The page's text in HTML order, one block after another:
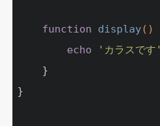
function display()
echo
'カラスです'
}